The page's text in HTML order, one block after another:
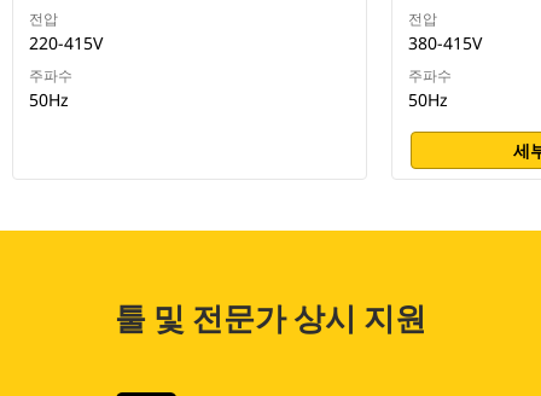
전압
220-415V
주파수
50Hz
전압
380-415V
주파수
50Hz
세
툴 및 전문가 상시 지원